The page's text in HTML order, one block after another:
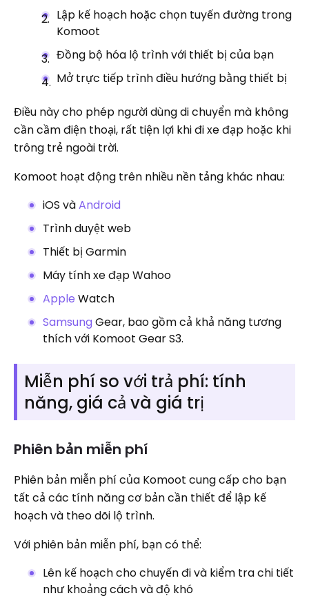
Lập kế hoạch hoặc chọn tuyến đường trong
Komoot
Đồng bộ hóa lộ trình với thiết bị của bạn
Mở trực tiếp trình điều hướng bằng thiết bị
Điều này cho phép người dùng di chuyển mà không
cần cầm điện thoại, rất tiện lợi khi đi xe đạp hoặc khi
trông trẻ ngoài trời.
Komoot hoạt động trên nhiều nền tảng khác nhau:
iOS vàAndroid
Trình duyệt web
Thiết bị Garmin
Máy tính xe đạp Wahoo
Apple Watch
Samsung Gear, bao gồm cả khả năng tương
thích với Komoot Gear S3.
Miễn phí so với trả phí: tính
năng, giá cả và giá trị
Phiên bản miễn phí
Phiên bản miễn phí của Komoot cung cấp cho bạn
tất cả các tính năng cơ bản cần thiết để lập kế
hoạch và theo dõi lộ trình.
Với phiên bản miễn phí, bạn có thể:
Lên kế hoạch cho chuyến đi và kiểm tra chi tiết
như khoảng cách và độ khó